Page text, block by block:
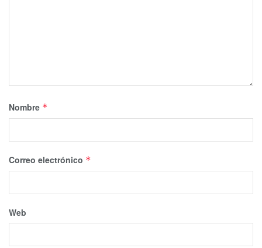
Nombre *
Correo electrónico *
Web